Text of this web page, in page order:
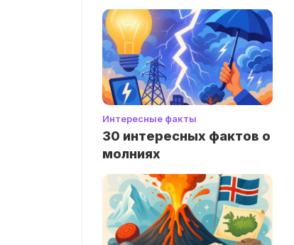
Интересные факты
30 интересных фактов о
молниях